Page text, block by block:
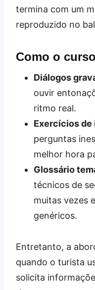
termina com um
reproduzido no
Como o
Diálogos
ouvir
ritmo real.
Exercícios
perguntas
melhor hora
Glossário
técnicos de
muitas vezes
genéricos.
Entretanto, a
quando o turista
solicita